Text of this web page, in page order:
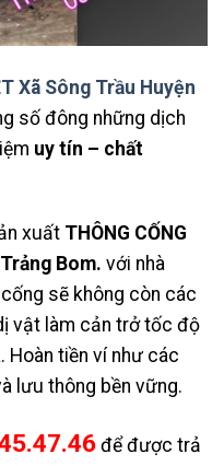
Xã Sông Trầu Huyện
số đông những dịch
uy tín – chất
xuất THÔNG CỐNG
Bom. với nhà
sẽ không còn các
vật làm cản trở tốc độ
Hoàn tiền ví như các
lưu thông bền vững.
để được trả